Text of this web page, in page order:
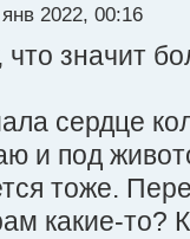
2022, 00:16
что значит
сердце
и под
тоже.
какие-то?